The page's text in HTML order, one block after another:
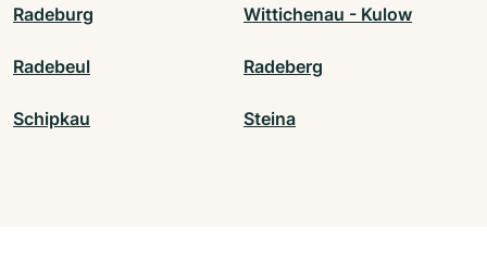
Radeburg Wittichenau - Kulow
Radebeul Radeberg
Schipkau Steina